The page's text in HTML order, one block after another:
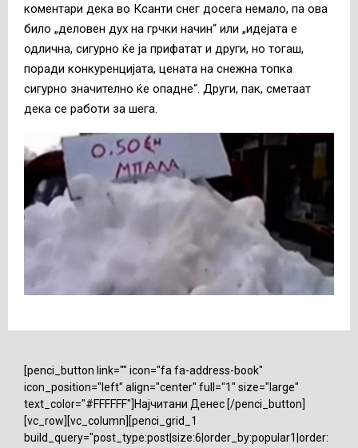
коментари дека во Ксанти снег досега немало, па ова
било „деловен дух на грчки начин“ или „идејата е
одлична, сигурно ќе ја прифатат и други, но тогаш,
поради конкуренцијата, цената на снежна топка
сигурно значително ќе опадне“. Други, пак, сметаат
дека се работи за шега.
[penci_button link="" icon="fa fa-address-book"
icon_position="left" align="center" full="1" size="large"
text_color="#FFFFFF"]Најчитани Денес [/penci_button]
[vc_row][vc_column][penci_grid_1
build_query="post_type:post|size:6|order_by:popular1|order: